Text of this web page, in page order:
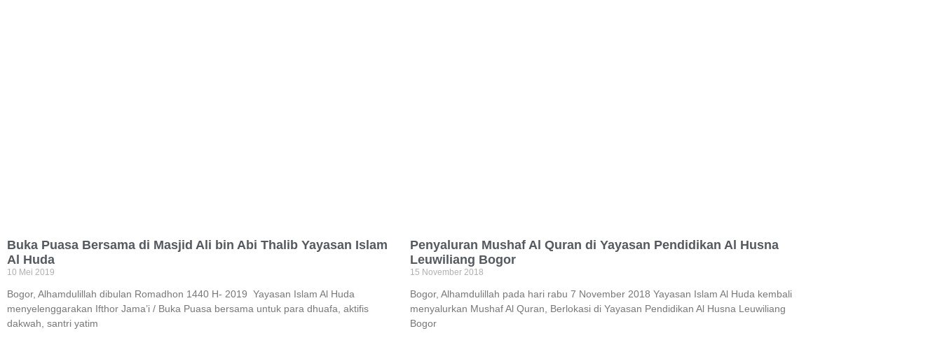
Buka Puasa Bersama di Masjid Ali bin Abi Thalib Yayasan Islam
Al Huda
10 Mei 2019
Bogor, Alhamdulillah dibulan Romadhon 1440 H- 2019 Yayasan Islam Al Huda
menyelenggarakan Ifthor Jama’i / Buka Puasa bersama untuk para dhuafa, aktifis
dakwah, santri yatim
Penyaluran Mushaf Al Quran di Yayasan Pendidikan Al Husna
Leuwiliang Bogor
15 November 2018
Bogor, Alhamdulillah pada hari rabu 7 November 2018 Yayasan Islam Al Huda kembali
menyalurkan Mushaf Al Quran, Berlokasi di Yayasan Pendidikan Al Husna Leuwiliang
Bogor